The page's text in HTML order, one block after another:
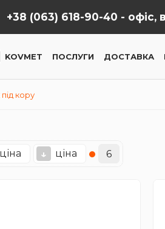
+38 (063) 618-90-40 - офіс,
KOVMET ПОСЛУГИ ДОСТАВКА
кору
ціна ↓ ціна 6